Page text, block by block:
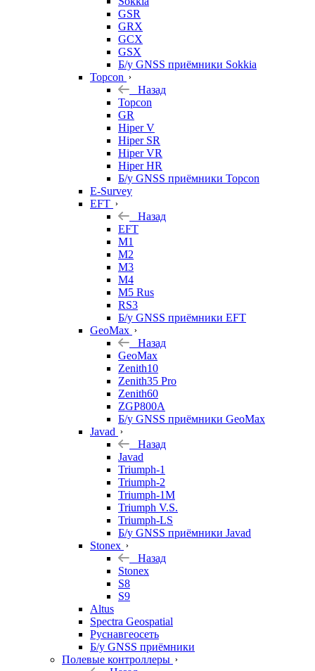
GSR
GRX
GCX
GSX
Б/у GNSS приёмники Sokkia
Topcon
Назад
Topcon
GR
Hiper V
Hiper SR
Hiper VR
Hiper HR
Б/у GNSS приёмники Topcon
E-Survey
EFT
Назад
EFT
M1
M2
M3
M4
M5 Rus
RS3
Б/у GNSS приёмники EFT
GeoMax
Назад
GeoMax
Zenith10
Zenith35 Pro
Zenith60
ZGP800A
Б/у GNSS приёмники GeoMax
Javad
Назад
Javad
Triumph-1
Triumph-2
Triumph-1M
Triumph V.S.
Triumph-LS
Б/у GNSS приёмники Javad
Stonex
Назад
Stonex
S8
S9
Altus
Spectra Geospatial
Руснавгеосеть
Б/у GNSS приёмники
Полевые контроллеры